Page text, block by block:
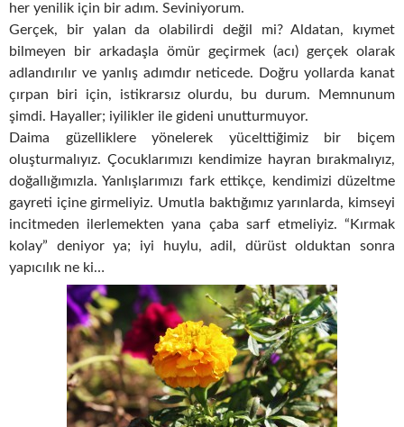
her yenilik için bir adım. Seviniyorum.
Gerçek, bir yalan da olabilirdi değil mi? Aldatan, kıymet
bilmeyen bir arkadaşla ömür geçirmek (acı) gerçek olarak
adlandırılır ve yanlış adımdır neticede. Doğru yollarda kanat
çırpan biri için, istikrarsız olurdu, bu durum. Memnunum
şimdi. Hayaller; iyilikler ile gideni unutturmuyor.
Daima güzelliklere yönelerek yücelttiğimiz bir biçem
oluşturmalıyız. Çocuklarımızı kendimize hayran bırakmalıyız,
doğallığımızla. Yanlışlarımızı fark ettikçe, kendimizi düzeltme
gayreti içine girmeliyiz. Umutla baktığımız yarınlarda, kimseyi
incitmeden ilerlemekten yana çaba sarf etmeliyiz. “Kırmak
kolay” deniyor ya; iyi huylu, adil, dürüst olduktan sonra
yapıcılık ne ki…